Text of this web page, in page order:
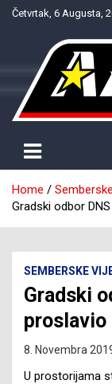
SkipČetvrtak, 6 Augusta,
NTV
Home
Gradski odbor
SEMBERSKE
Gradski
proslavio
8. Novembra
U prostorijama